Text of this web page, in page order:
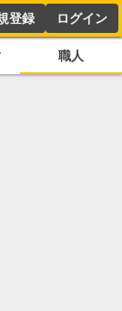
登録 ログイン
職人